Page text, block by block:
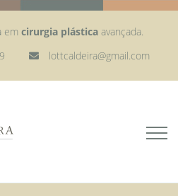
em cirurgia plástica avançada.
lottcaldeira@gmail.com